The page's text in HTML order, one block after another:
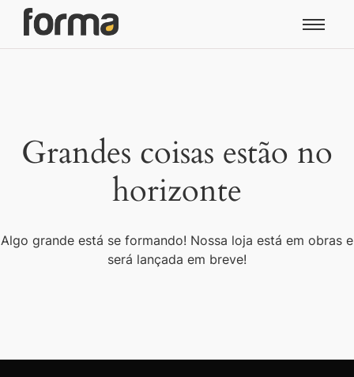
Grandes coisas estão no
horizonte
Algo grande está se formando! Nossa loja está em obras e
será lançada em breve!